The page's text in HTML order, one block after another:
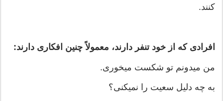
کنند.
افرادی که از خود تنفر دارند، معمولاً چنين افکاری دارند:
من میدونم تو شکست میخوری.
به چه دلیل سعیت را نمیکنی؟